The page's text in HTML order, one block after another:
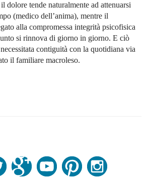
dolore tende naturalmente ad attenuarsi
(medico dell’anima), mentre il
alla compromessa integrità psicofisica
si rinnova di giorno in giorno. E ciò
contiguità con la quotidiana via
il familiare macroleso.